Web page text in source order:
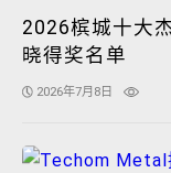
2026槟城十大
晓得奖名单
2026年7月8日